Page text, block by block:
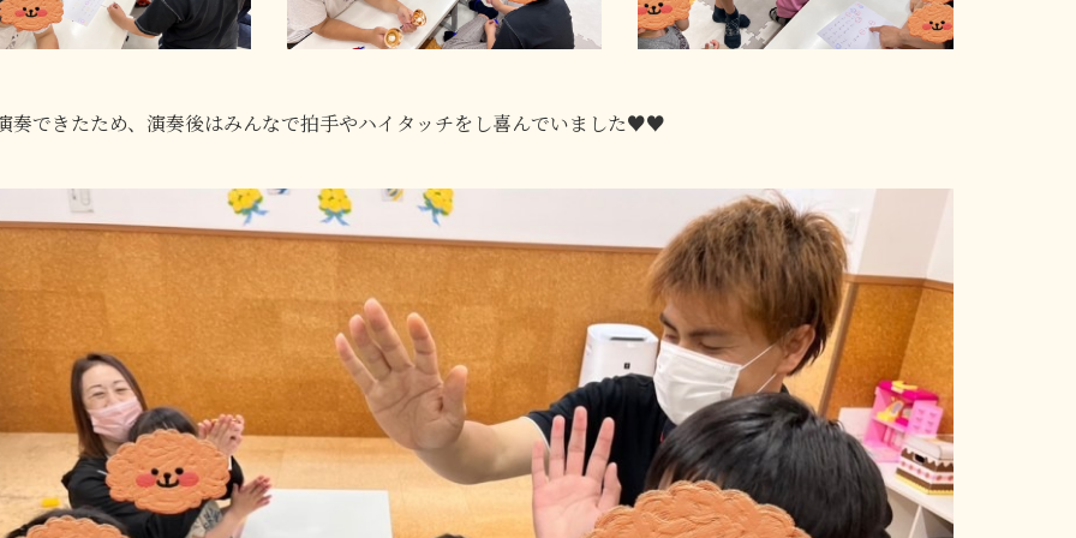
奏できたため、演奏後はみんなで拍手やハイタッチをし喜んでいました♥♥